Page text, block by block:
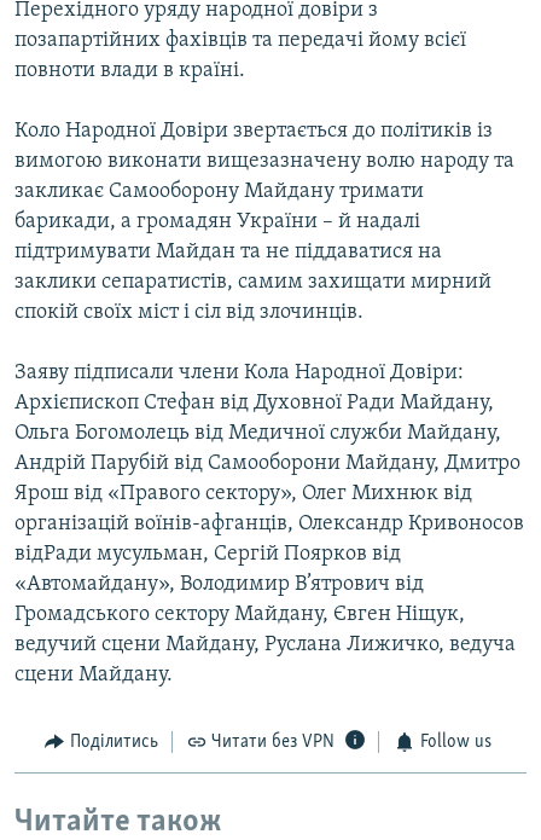
Перехідного уряду народної довіри з
позапартійних фахівців та передачі йому всієї
повноти влади в країні.
Коло Народної Довіри звертається до політиків із
вимогою виконати вищезазначену волю народу та
закликає Самооборону Майдану тримати
барикади, а громадян України – й надалі
підтримувати Майдан та не піддаватися на
заклики сепаратистів, самим захищати мирний
спокій своїх міст і сіл від злочинців.
Заяву підписали члени Кола Народної Довіри:
Архієпископ Стефан від Духовної Ради Майдану,
Ольга Богомолець від Медичної служби Майдану,
Андрій Парубій від Самооборони Майдану, Дмитро
Ярош від «Правого сектору», Олег Михнюк від
організацій воїнів-афганців, Олександр Кривоносов
відРади мусульман, Сергій Поярков від
«Автомайдану», Володимир В’ятрович від
Громадського сектору Майдану, Євген Ніщук,
ведучий сцени Майдану, Руслана Лижичко, ведуча
сцени Майдану.
Поділитись Читати без VPN Follow us
Читайте також